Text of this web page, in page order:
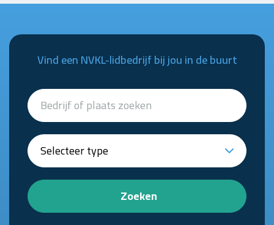
Vind een NVKL-lidbedrijf bij jou in de buurt
Zoeken